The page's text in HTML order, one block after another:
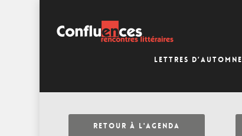
LETTRES D’AUTOMNE
RETOUR À L'AGENDA